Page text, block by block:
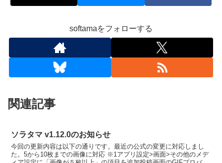
softamaをフォローする
関連記事
ソラタマ v1.12.0のお知らせ
今回の更新内容は以下の通りです。最近の公式の変更に対応しまし
た。5から10枚までの画像に対応 ※1アプリ設定>画面>その他のメデ